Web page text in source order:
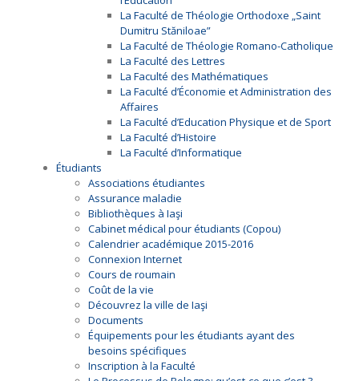
La Faculté de Théologie Orthodoxe „Saint
Dumitru Stăniloae”
La Faculté de Théologie Romano-Catholique
La Faculté des Lettres
La Faculté des Mathématiques
La Faculté d’Économie et Administration des
Affaires
La Faculté d’Education Physique et de Sport
La Faculté d’Histoire
La Faculté d’Informatique
Étudiants
Associations étudiantes
Assurance maladie
Bibliothèques à Iaşi
Cabinet médical pour étudiants (Copou)
Calendrier académique 2015-2016
Connexion Internet
Cours de roumain
Coût de la vie
Découvrez la ville de Iaşi
Documents
Équipements pour les étudiants ayant des
besoins spécifiques
Inscription à la Faculté